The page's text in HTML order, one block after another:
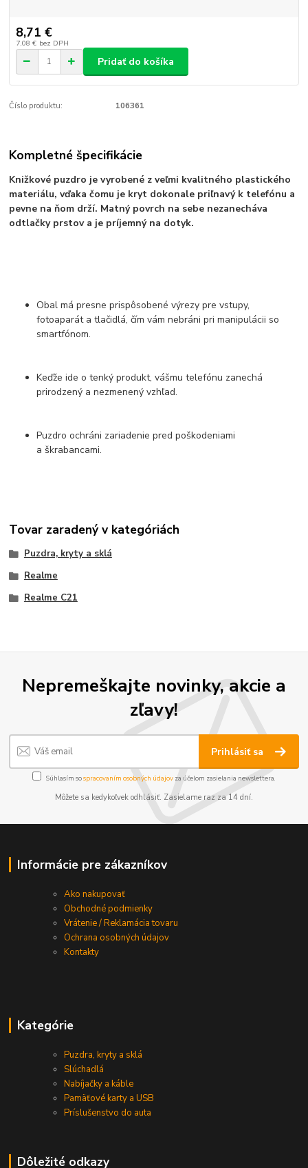
8,71 €
7,08 € bez DPH
Pridať do košíka
Číslo produktu: 106361
Kompletné špecifikácie
Knižkové puzdro je vyrobené z veľmi kvalitného plastického
materiálu, vďaka čomu je kryt dokonale priľnavý k telefónu a
pevne na ňom drží. Matný povrch na sebe nezanecháva
odtlačky prstov a je príjemný na dotyk.
Obal má presne prispôsobené výrezy pre vstupy,
fotoaparát a tlačidlá, čím vám nebráni pri manipulácii so
smartfónom.
Keďže ide o tenký produkt, vášmu telefónu zanechá
prirodzený a nezmenený vzhľad.
Puzdro ochráni zariadenie pred poškodeniami
a škrabancami.
Tovar zaradený v kategóriách
Puzdra, kryty a sklá
Realme
Realme C21
Nepremeškajte novinky, akcie a
zľavy!
Prihlásiť sa
Súhlasím sospracovaním osobných údajov za účelom zasielania newslettera.
Môžete sa kedykoľvek odhlásiť. Zasielame raz za 14 dní.
Informácie pre zákazníkov
Ako nakupovať
Obchodné podmienky
Vrátenie / Reklamácia tovaru
Ochrana osobných údajov
Kontakty
Kategórie
Puzdra, kryty a sklá
Slúchadlá
Nabíjačky a káble
Pamäťové karty a USB
Príslušenstvo do auta
Dôležité odkazy